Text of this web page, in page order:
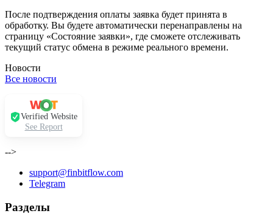
После подтверждения оплаты заявка будет принята в
обработку. Вы будете автоматически перенаправлены на
страницу «Состояние заявки», где сможете отслеживать
текущий статус обмена в режиме реального времени.
Новости
Все новости
Verified Website
See Report
-->
support@finbitflow.com
Telegram
Разделы